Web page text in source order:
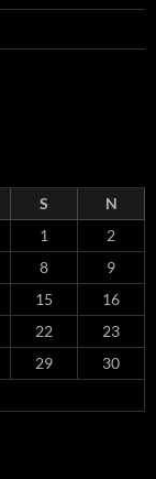
S
N
1
2
8
9
15
16
22
23
29
30